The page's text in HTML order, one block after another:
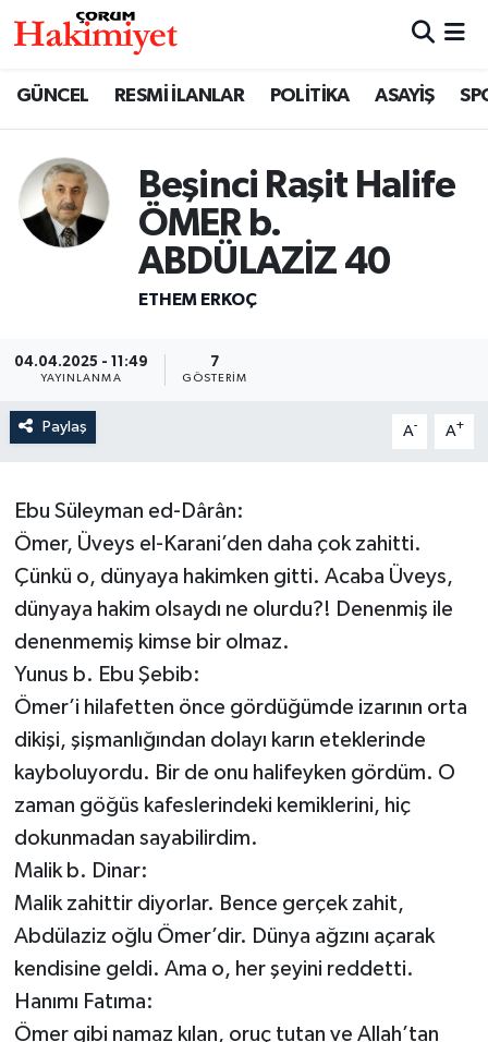
GÜNCEL RESMİ İLANLAR POLİTİKA ASAYİŞ
Beşinci Raşit Halife
ÖMER b.
ABDÜLAZİZ 40
ETHEM ERKOÇ
04.04.2025 - 11:49
YAYINLANMA
7
GÖSTERIM
Paylaş A- A+
Ebu Süleyman ed-Dârân:
Ömer, Üveys el-Karani’den daha çok zahitti.
Çünkü o, dünyaya hakimken gitti. Acaba Üveys,
dünyaya hakim olsaydı ne olurdu?! Denenmiş ile
denenmemiş kimse bir olmaz.
Yunus b. Ebu Şebib:
Ömer’i hilafetten önce gördüğümde izarının orta
dikişi, şişmanlığından dolayı karın eteklerinde
kayboluyordu. Bir de onu halifeyken gördüm. O
zaman göğüs kafeslerindeki kemiklerini, hiç
dokunmadan sayabilirdim.
Malik b. Dinar:
Malik zahittir diyorlar. Bence gerçek zahit,
Abdülaziz oğlu Ömer’dir. Dünya ağzını açarak
kendisine geldi. Ama o, her şeyini reddetti.
Hanımı Fatıma:
Ömer gibi namaz kılan, oruç tutan ve Allah’tan
SAĞLIK
ASAYİŞ
EKONOMİ
GÜNCEL
AKTÜEL
İLÇELER
OTOPARK
TEKNOLOJİ
Nöbetçi Eczaneler
Çorum Namaz Vakitleri
Trafik Durumu
Süper Lig Puan Durumu ve Fikstür
Tüm Manşetler
Son Dakika Haberleri